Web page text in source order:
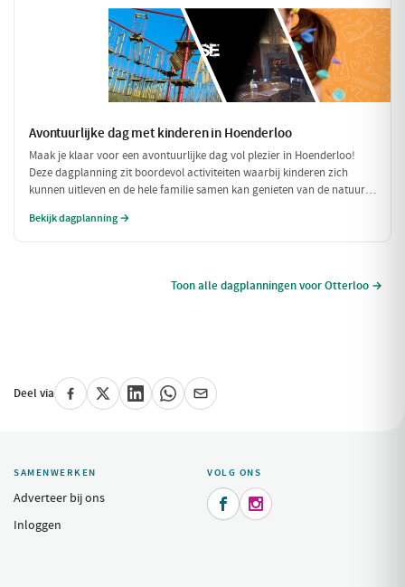
Avontuurlijke dag met kinderen in Hoenderloo
Maak je klaar voor een avontuurlijke dag vol plezier in Hoenderloo!
Deze dagplanning zit boordevol activiteiten waarbij kinderen zich
kunnen uitleven en de hele familie samen kan genieten van de natuur
ontdekken van een indoorspeelparadijs, deze dag is perfect voor
Bekijk dagplanning →
Toon alle dagplanningen voor Otterloo →
Deel via
SAMENWERKEN
Adverteer bij ons
Inloggen
VOLG ONS
 